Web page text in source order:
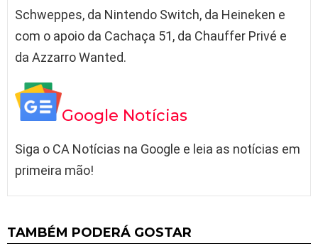
Schweppes, da Nintendo Switch, da Heineken e
com o apoio da Cachaça 51, da Chauffer Privé e
da Azzarro Wanted.
Google Notícias
Siga o CA Notícias na Google e leia as notícias em
primeira mão!
TAMBÉM PODERÁ GOSTAR